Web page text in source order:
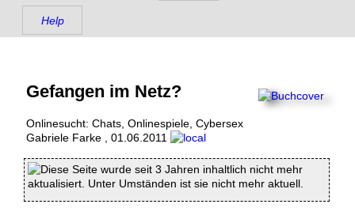
Help
Gefangen im Netz?
Onlinesucht: Chats, Onlinespiele, Cybersex
Gabriele Farke
01.06.2011
Diese Seite wurde seit 3 Jahren inhaltlich nicht mehr
aktualisiert. Unter Umständen ist sie nicht mehr aktuell.